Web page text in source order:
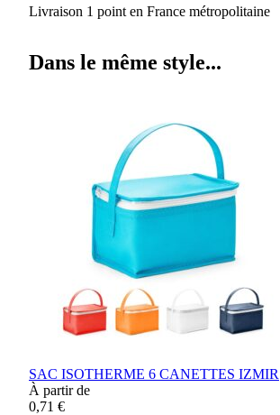
Livraison 1 point en France métropolitaine
Dans le même style...
SAC ISOTHERME 6 CANETTES IZMIR
À partir de
0,71 €